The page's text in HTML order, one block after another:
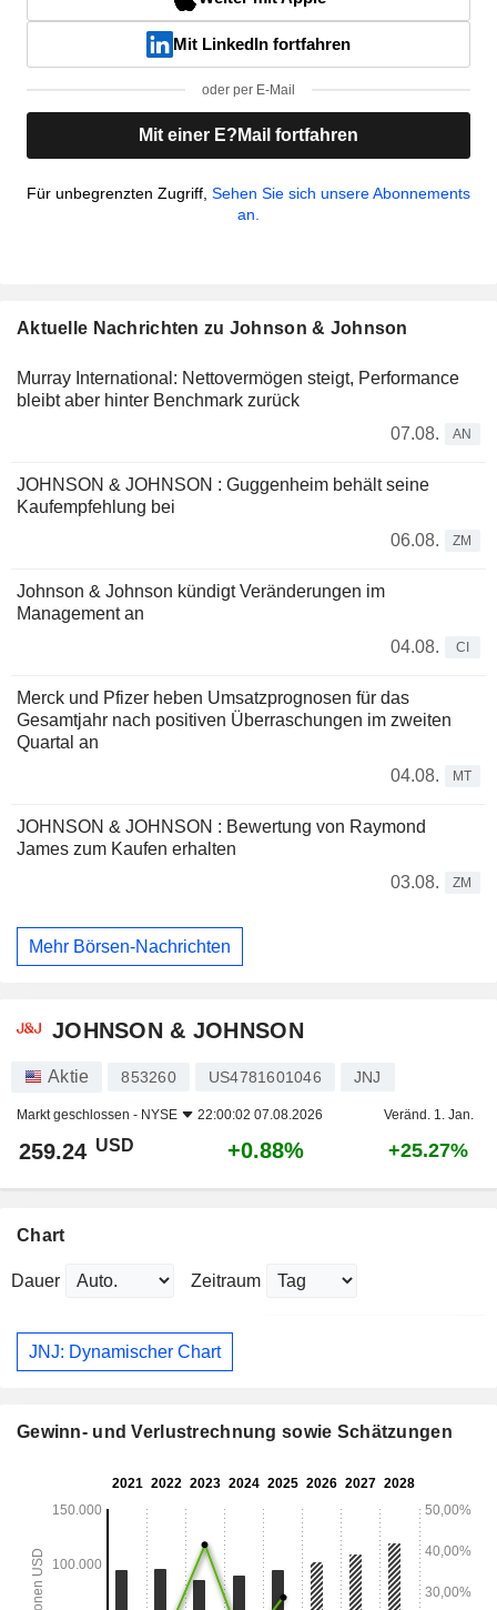
Mit LinkedIn fortfahren
oder per E-Mail
Mit einer E?Mail fortfahren
Für unbegrenzten Zugriff, Sehen Sie sich unsere Abonnements
an.
Aktuelle Nachrichten zu Johnson & Johnson
Murray International: Nettovermögen steigt, Performance
bleibt aber hinter Benchmark zurück
07.08.
AN
JOHNSON & JOHNSON : Guggenheim behält seine
Kaufempfehlung bei
06.08.
ZM
Johnson & Johnson kündigt Veränderungen im
Management an
04.08.
CI
Merck und Pfizer heben Umsatzprognosen für das
Gesamtjahr nach positiven Überraschungen im zweiten
Quartal an
04.08.
MT
JOHNSON & JOHNSON : Bewertung von Raymond
James zum Kaufen erhalten
03.08.
ZM
Mehr Börsen-Nachrichten
JOHNSON & JOHNSON
Aktie 853260 US4781601046 JNJ
Markt geschlossen - NYSE 22:00:02 07.08.2026 Veränd. 1. Jan.
259.24 USD +0.88% +25.27%
Chart
Dauer Zeitraum
JNJ: Dynamischer Chart
Gewinn- und Verlustrechnung sowie Schätzungen